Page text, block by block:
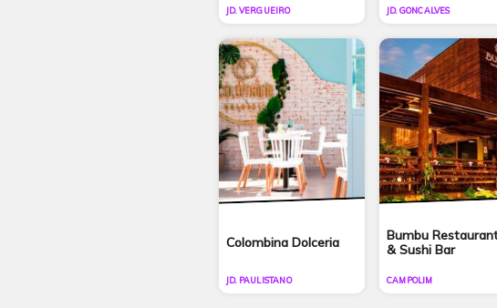
JD. VERGUEIRO JD. GONCALVES
Colombina Dolceria
JD. PAULISTANO
Bumbu
& Sushi Bar
CAMPOLIM